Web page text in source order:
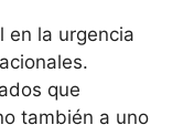
en la urgencia
que
también a uno